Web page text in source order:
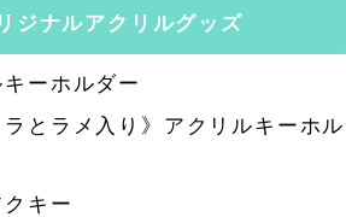
ジナルアクリルグッズ
ーホルダー
ラとラメ入り》アクリルキーホル
キー